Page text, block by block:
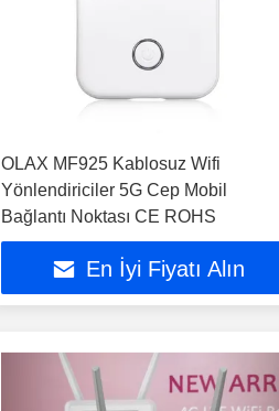
OLAX MF925 Kablosuz Wifi
Yönlendiriciler 5G Cep Mobil
Bağlantı Noktası CE ROHS
En İyi Fiyatı Alın